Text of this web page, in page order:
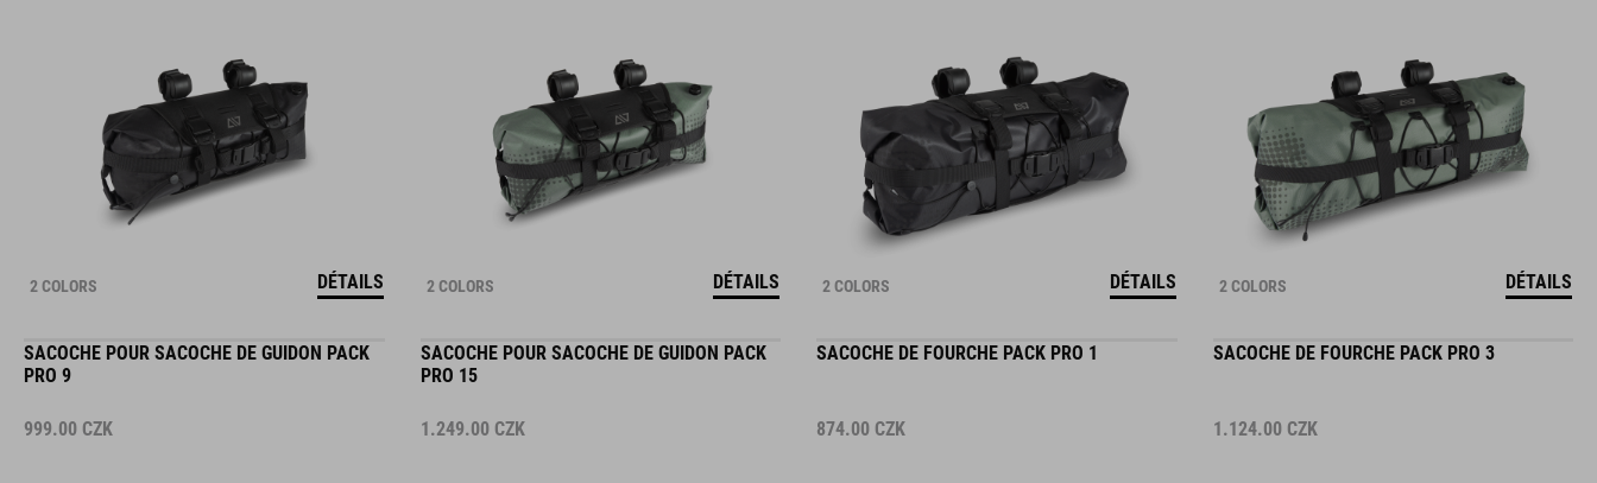
2 COLORS DÉTAILS 2 COLORS DÉTAILS 2 COLORS DÉTAILS 2 COLORS DÉTAILS
SACOCHE POUR SACOCHE DE GUIDON PACK
PRO 9
999.00 CZK
SACOCHE POUR SACOCHE DE GUIDON PACK
PRO 15
1.249.00 CZK
SACOCHE DE FOURCHE PACK PRO 1
874.00 CZK
SACOCHE DE FOURCHE PACK PRO 3
1.124.00 CZK